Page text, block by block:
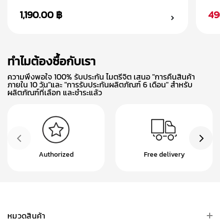
1,190.00 ฿
ทำไมต้องซื้อกับเรา
ความพึงพอใจ 100% รับประกัน ไมตรีจิต เสนอ "การคืนสินค้า
ภายใน 10 วัน"และ "การรับประกันผลิตภัณฑ์ 6 เดือน" สำหรับ
ผลิตภัณฑ์ที่เลือก และชำระแล้ว
Authorized Free delivery
หมวดสินค้า